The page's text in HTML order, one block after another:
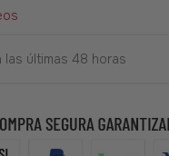
las últimas 48 horas